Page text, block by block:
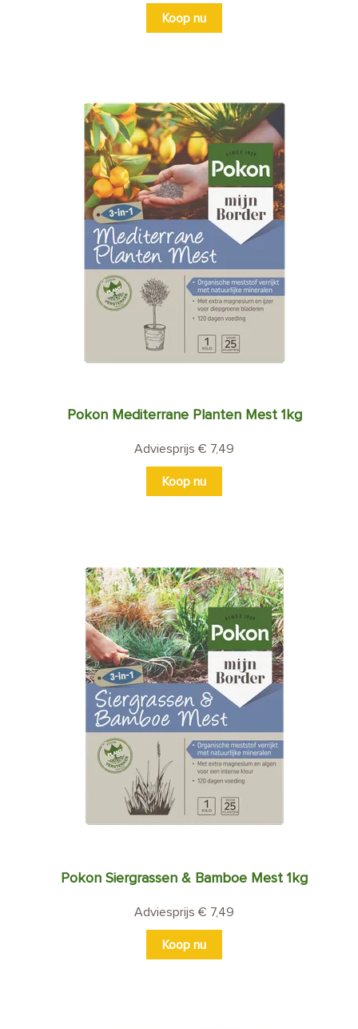
Koop nu
Pokon Mediterrane Planten Mest 1kg
Adviesprijs € 7,49
Koop nu
Pokon Siergrassen & Bamboe Mest 1kg
Adviesprijs € 7,49
Koop nu